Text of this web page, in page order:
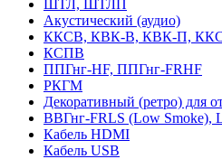
ШТЛ, ШТЛП
Акустический (аудио)
ККСВ, КВК-В, КВК-П,
КСПВ
ППГнг-HF, ППГнг-FRHF
РКГМ
Декоративный (ретро) для
ВВГнг-FRLS (Low Smoke),
Кабель HDMI
Кабель USB